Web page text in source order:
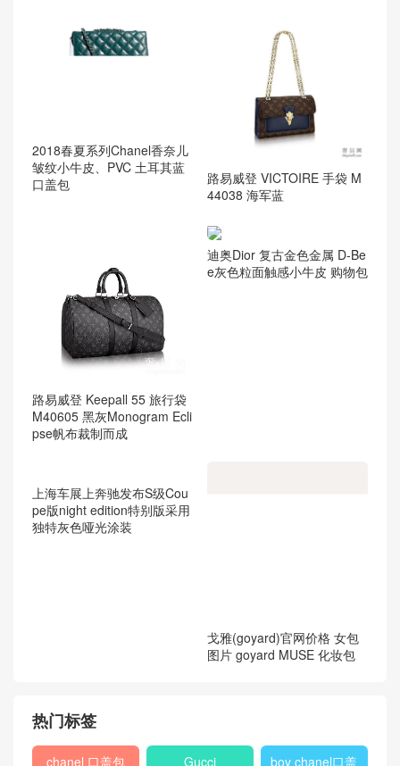
2018春夏系列Chanel香奈儿
皱纹小牛皮、PVC 土耳其蓝
口盖包
路易威登 VICTOIRE 手袋 M
44038 海军蓝
路易威登 Keepall 55 旅行袋
M40605 黑灰Monogram Ecli
pse帆布裁制而成
迪奥Dior 复古金色金属 D-Be
e灰色粒面触感小牛皮 购物包
戈雅(goyard)官网价格 女包
图片 goyard MUSE 化妆包
热门标签
chanel 口盖包 Gucci
boy chanel口盖